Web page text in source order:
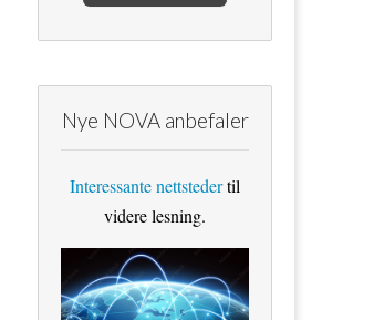
Nye NOVA anbefaler
Interessante nettstedertil
videre lesning.